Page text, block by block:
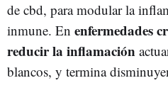
de cbd, para modular la
inmune. En enfermedades
reducir la inflamación
blancos, y termina